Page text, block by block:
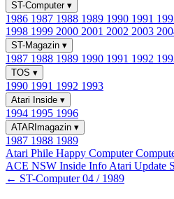
ST-Computer ▾
1986 1987 1988 1989 1990 1991
1998 1999 2000 2001 2002 2003
ST-Magazin ▾
1987 1988 1989 1990 1991 1992
TOS ▾
1990 1991 1992 1993
Atari Inside ▾
1994 1995 1996
ATARImagazin ▾
1987 1988 1989
Atari Phile Happy Computer
ACE NSW Inside Info Atari Update
← ST-Computer 04 / 1989